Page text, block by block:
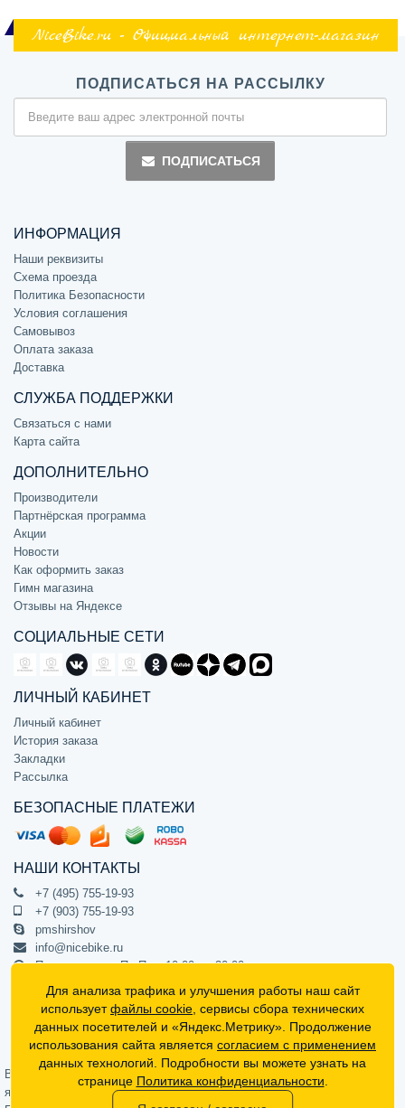
NiceBike.ru - Официальный интернет-магазин
ПОДПИСАТЬСЯ НА РАССЫЛКУ
ПОДПИСАТЬСЯ
ИНФОРМАЦИЯ
Наши реквизиты
Схема проезда
Политика Безопасности
Условия соглашения
Самовывоз
Оплата заказа
Доставка
СЛУЖБА ПОДДЕРЖКИ
Связаться с нами
Карта сайта
ДОПОЛНИТЕЛЬНО
Производители
Партнёрская программа
Акции
Новости
Как оформить заказ
Гимн магазина
Отзывы на Яндексе
СОЦИАЛЬНЫЕ СЕТИ
ЛИЧНЫЙ КАБИНЕТ
Личный кабинет
История заказа
Закладки
Рассылка
БЕЗОПАСНЫЕ ПЛАТЕЖИ
НАШИ КОНТАКТЫ
+7 (495) 755-19-93
+7 (903) 755-19-93
pmshirshov
info@nicebike.ru
Прием звонков Пн-Пт с 10:00 до 20:00
ПВЗ Пн-Пт с 10:00 до 20:00
г. Москва, ул. Барклая 13с1
подъезд 1, цокольный этаж, офис 1
Официальный интернет-магазин NiceBike © 2012 - 2026
Вся информация на сайте носит ознакомительный характер, не
является публичной офертой (определяемой положениями Статьи 437
Для анализа трафика и улучшения работы наш сайт
используетфайлы cookie , сервисы сбора технических
данных посетителей и «Яндекс.Метрику». Продолжение
использования сайта является согласием с применением
данных технологий. Подробности вы можете узнать на
странице Политика конфиденциальности